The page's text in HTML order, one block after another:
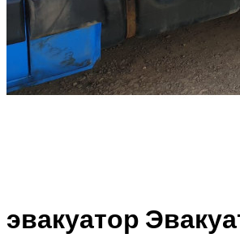
эвакуатор